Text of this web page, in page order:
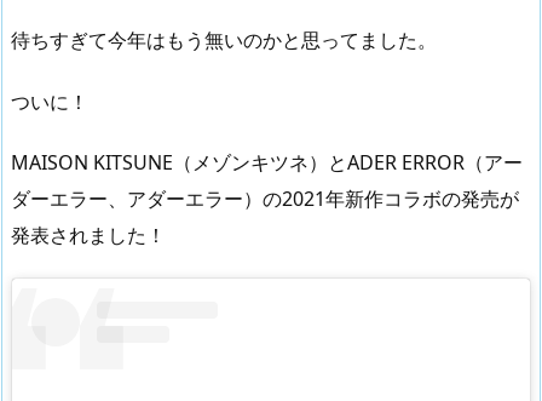
待ちすぎて今年はもう無いのかと思ってました。
ついに！
MAISON KITSUNE（メゾンキツネ）とADER ERROR（アー
ダーエラー、アダーエラー）の2021年新作コラボの発売が
発表されました！